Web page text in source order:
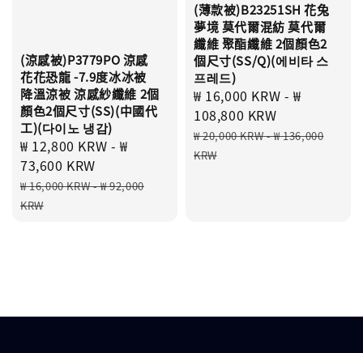
(涼感被)P3779PO 涼感
花花恐龍 -7.9度冰冰被
降溫涼被 涼感紗纖維 2個
顏色2個尺寸(SS)(中國代
工)(다이노 냉감)
Sale
price
₩ 12,800 KRW -₩
73,600 KRW
Regular
price
₩ 16,000 KRW-₩ 92,000
KRW
(薄款被)B23251SH 花兔
夢境 莫代爾混紡 莫代爾
纖維 聚酯纖維 2個顏色2
個尺寸(SS/Q)(에비타 스
프레드)
Sale
price
₩ 16,000 KRW -₩
108,800 KRW
Regular
price
₩ 20,000 KRW-₩ 136,000
KRW